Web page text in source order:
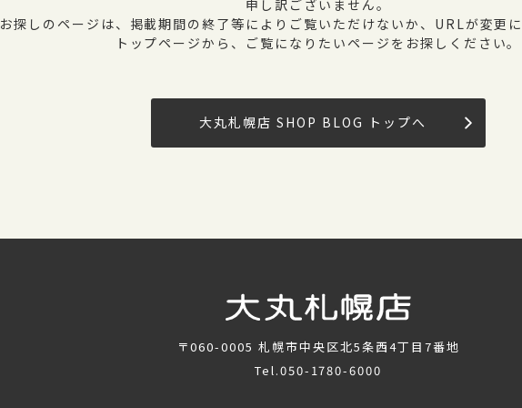
申し訳ございません。
お探しのページは、掲載期間の終了等によりご覧いただけないか、URLが変更に
トップページから、ご覧になりたいページをお探しください。
大丸札幌店 SHOP BLOG トップへ
〒060-0005札幌市中央区北5条西4丁目7番地
Tel.050-1780-6000